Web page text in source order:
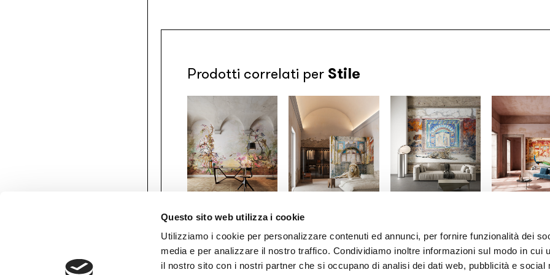
Questo sito web utilizza i cookie
Utilizziamo i cookie per personalizzare contenuti ed annunci, per fornire funzionalità dei
media e per analizzare il nostro traffico. Condividiamo inoltre informazioni sul modo in cui
il nostro sito con i nostri partner che si occupano di analisi dei dati web, pubblicità e social
Prodotti correlati per Stile
Gio Bressana x
Inkiostro Bianco
d’Orchidée
/INKSADR2201
Karen Knorr x
Inkiostro Bianco
gladiators
Inkiostro Bianco
Bacchus in
Attendance
/INKRSBP2601
Inkiostro
/INKTOCP2601